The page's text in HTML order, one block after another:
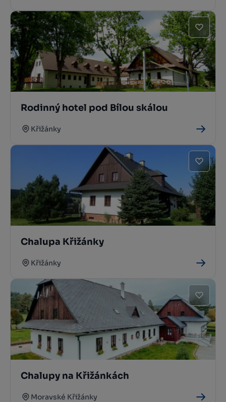
Rodinný hotel pod Bílou skálou
Křižánky
Chalupa Křižánky
Křižánky
Chalupy na Křižánkách
Moravské Křižánky